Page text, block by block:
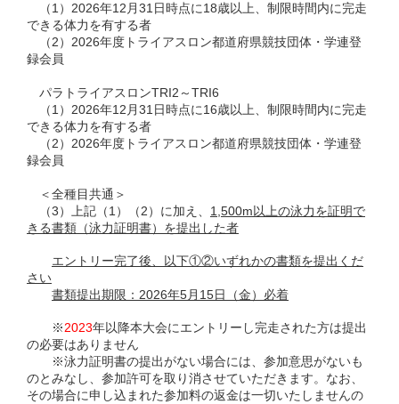
（1） 2026年12月31日時点に18歳以上、 制限時間内に完走
できる体力を有する者
（2）2026年度トライアスロン都道府県競技団体・学連登
録会員
パラトライアスロンTRI2～TRI6
（1）2026年12月31日時点に16歳以上、制限時間内に完走
できる体力を有する者
（2）2026年度トライアスロン都道府県競技団体・学連登
録会員
＜全種目共通＞
（3）上記（1）（2）に加え、 1,500m以上の泳力を証明で
きる書類（泳力証明書）を提出した者
エントリー完了後、以下①②いずれかの書類を提出くだ
さい
書類提出期限：2026年5月15日（金）必着
※2023年以降本大会にエントリーし完走された方は提出
の必要はありません
※泳力証明書の提出がない場合には、参加意思がないも
のとみなし、参加許可を取り消させていただきます。なお、
その場合に申し込まれた参加料の返金は一切いたしませんの